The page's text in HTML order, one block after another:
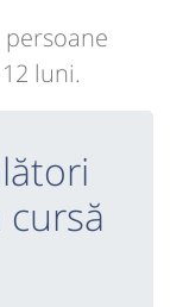
luni.